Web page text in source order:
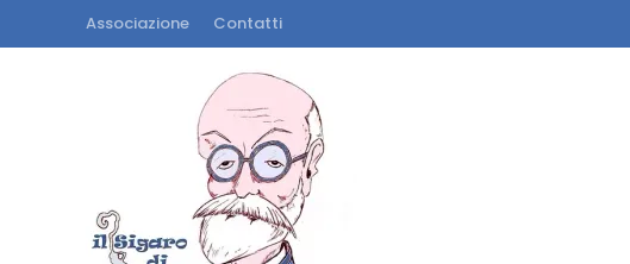
Associazione Contatti